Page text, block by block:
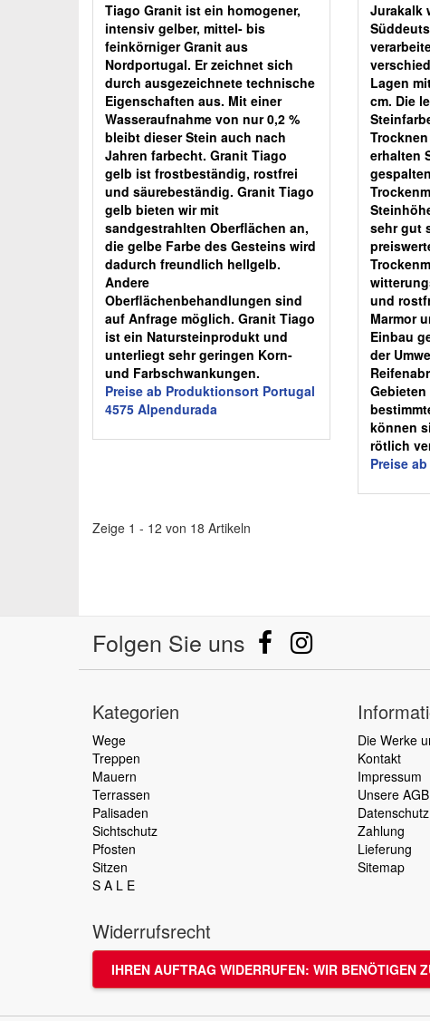
Tiago Granit ist ein homogener,
intensiv gelber, mittel- bis
feinkörniger Granit aus
Nordportugal. Er zeichnet sich
durch ausgezeichnete technische
Eigenschaften aus. Mit einer
Wasseraufnahme von nur 0,2 %
bleibt dieser Stein auch nach
Jahren farbecht. Granit Tiago
gelb ist frostbeständig, rostfrei
und säurebeständig. Granit Tiago
gelb bieten wir mit
sandgestrahlten Oberflächen an,
die gelbe Farbe des Gesteins wird
dadurch freundlich hellgelb.
Andere
Oberflächenbehandlungen sind
auf Anfrage möglich. Granit Tiago
ist ein Natursteinprodukt und
unterliegt sehr geringen Korn-
und Farbschwankungen.
Preise ab Produktionsort Portugal
4575 Alpendurada
Jurakalk
Lagen
cm. Die
erhalten
sehr gut
und
Marmor
Einbau
der
können
rötlich
Preise
Zeige 1 - 12 von 18 Artikeln
Folgen Sie uns
Kategorien
Wege
Treppen
Mauern
Terrassen
Palisaden
Sichtschutz
Pfosten
Sitzen
S A L E
Die Werke
Kontakt
Impressum
Unsere AGB
Datenschutz
Zahlung
Lieferung
Sitemap
Widerrufsrecht
IHREN AUFTRAG WIDERRUFEN: WIR BENÖTIGEN